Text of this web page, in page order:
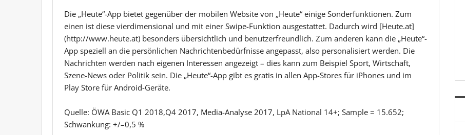
Die „Heute“-App bietet gegenüber der mobilen Website von „Heute“ einige Sonderfunktionen. Zum
einen ist diese vierdimensional und mit einer Swipe-Funktion ausgestattet. Dadurch wird [Heute.at]
(http://www.heute.at) besonders übersichtlich und benutzerfreundlich. Zum anderen kann die „Heute“-
App speziell an die persönlichen Nachrichtenbedürfnisse angepasst, also personalisiert werden. Die
Nachrichten werden nach eigenen Interessen angezeigt – dies kann zum Beispiel Sport, Wirtschaft,
Szene-News oder Politik sein. Die „Heute“-App gibt es gratis in allen App-Stores für iPhones und im
Play Store für Android-Geräte.
Quelle: ÖWA Basic Q1 2018,Q4 2017, Media-Analyse 2017, LpA National 14+; Sample = 15.652;
Schwankung: +/–0,5 %